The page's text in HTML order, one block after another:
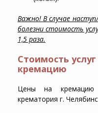
Важно! В случае
болезнистоимость
1,5 раза.
Стоимость
кремацию
Цены на кремацию
крематория г.